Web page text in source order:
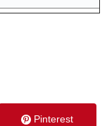
Pinterest